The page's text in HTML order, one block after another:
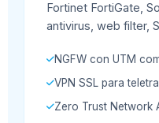
Fortinet FortiGate,
antivirus, web filter,
NGFW con UTM
VPN SSL para
Zero Trust Network